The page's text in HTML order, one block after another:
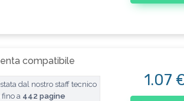
compatibile
dal nostro staff tecnico
a 442 pagine
1.07